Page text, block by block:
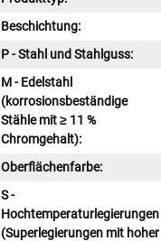
Beschichtung:
P - Stahl und Stahlguss:
M - Edelstahl
(korrosionsbeständige
Stähle mit ≥ 11 %
Chromgehalt):
Oberflächenfarbe:
S -
Hochtemperaturlegierungen
(Superlegierungen mit hoher